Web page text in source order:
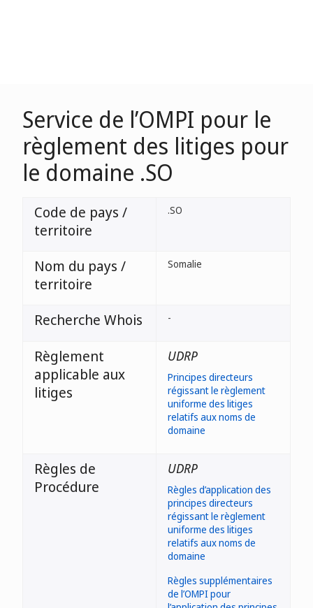
Service de l’OMPI pour le
règlement des litiges pour
le domaine .SO
Code de pays /
territoire
.SO
Nom du pays /
territoire
Somalie
Recherche Whois -
Règlement
applicable aux
litiges
UDRP
Principes directeurs
régissant le règlement
uniforme des litiges
relatifs aux noms de
domaine
Règles de
Procédure
UDRP
Règles d’application des
principes directeurs
régissant le règlement
uniforme des litiges
relatifs aux noms de
domaine
Règles supplémentaires
de l’OMPI pour